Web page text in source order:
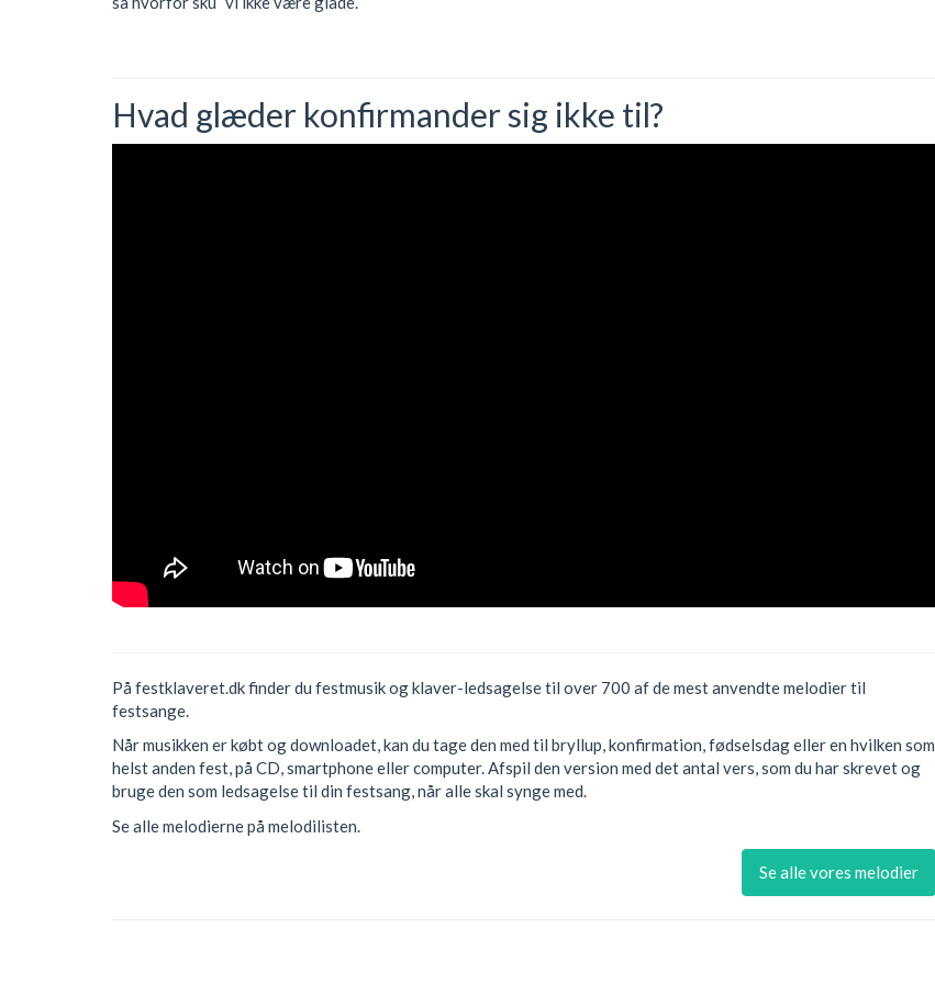
Hvad glæder konfirmander sig ikke til?
På festklaveret.dk finder du festmusik og klaver-ledsagelse til over 700 af de mest anvendte melodier til
festsange.
Når musikken er købt og downloadet, kan du tage den med til bryllup, konfirmation, fødselsdag eller en hvilken som
helst anden fest, på CD, smartphone eller computer. Afspil den version med det antal vers, som du har skrevet og
bruge den som ledsagelse til din festsang, når alle skal synge med.
Se alle melodierne på melodilisten.
Se alle vores melodier